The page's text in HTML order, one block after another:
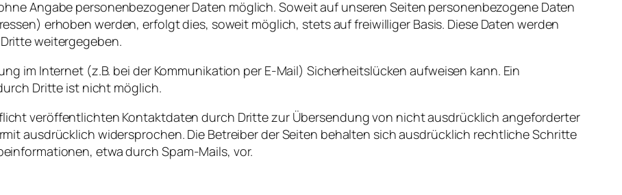
Angabe personenbezogener Daten möglich.Soweitauf unserenSeiten personenbezogene Daten
erhoben werden, erfolgt dies, soweit möglich, stetsauffreiwilliger Basis. Diese Daten werden
weitergegeben.
im Internet (z.B. bei der Kommunikation per E-Mail) Sicherheitslücken aufweisen kann. Ein
Dritte ist nicht möglich.
veröffentlichten Kontaktdaten durch Dritte zur Übersendung von nicht ausdrücklich angeforderter
ausdrücklich widersprochen. Die Betreiber der Seiten behalten sich ausdrücklich rechtliche Schritte
etwa durch Spam-Mails, vor.